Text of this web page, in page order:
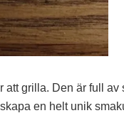
grilla. Den är full
en helt unik